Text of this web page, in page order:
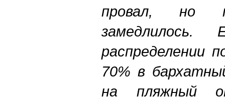
провал, но
распределении
70% в
на пляжный